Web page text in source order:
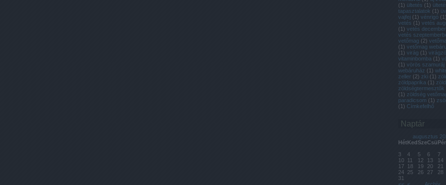
(1) ültetés (1)
tapasztalatok (1)
vajfej (1) vénrigó (1)
vetés (1) vetés
(1) vetés
vetés
vetőmag (2)
(1) vetőmag
(1) virág (1)
vitaminbomba (1)
(1) vörös szamuráj
webáruház (1)
zeller (2) zki (1)
zöldpaprika (1)
(1) zöldség
paradicsom (1)
(1) Címkefelhő
Naptár
augusztus
HétKedSzeCsü
3
4 5 6 7
10
11 12 13 14
17
18 19 20 21
24
25 26 27 28
31